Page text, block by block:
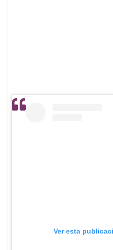
Ver esta